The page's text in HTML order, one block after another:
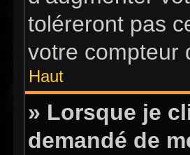
toléreront pas
votre compteur
Haut
» Lorsque je
demandé de